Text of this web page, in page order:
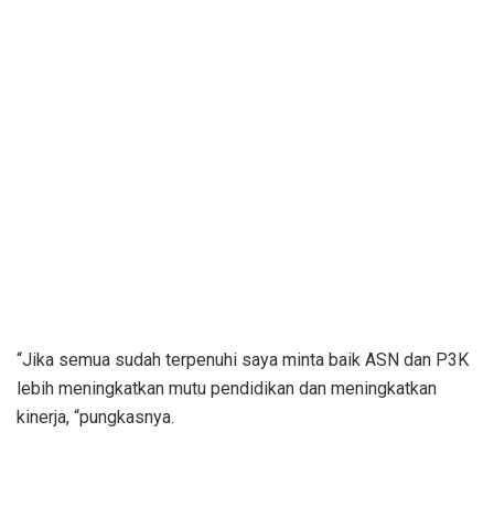
“Jika semua sudah terpenuhi saya minta baik ASN dan P3K
lebih meningkatkan mutu pendidikan dan meningkatkan
kinerja, “pungkasnya.